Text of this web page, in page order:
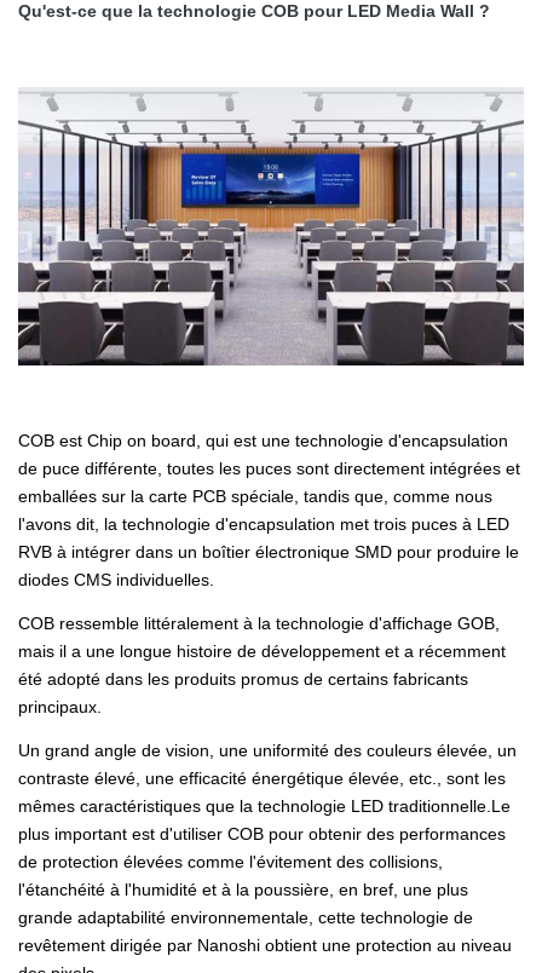
Qu'est-ce que la technologie COB pour LED Media Wall ?
COB est Chip on board, qui est une technologie d'encapsulation
de puce différente, toutes les puces sont directement intégrées et
emballées sur la carte PCB spéciale, tandis que, comme nous
l'avons dit, la technologie d'encapsulation met trois puces à LED
RVB à intégrer dans un boîtier électronique SMD pour produire le
diodes CMS individuelles.
COB ressemble littéralement à la technologie d'affichage GOB,
mais il a une longue histoire de développement et a récemment
été adopté dans les produits promus de certains fabricants
principaux.
Un grand angle de vision, une uniformité des couleurs élevée, un
contraste élevé, une efficacité énergétique élevée, etc., sont les
mêmes caractéristiques que la technologie LED traditionnelle.Le
plus important est d'utiliser COB pour obtenir des performances
de protection élevées comme l'évitement des collisions,
l'étanchéité à l'humidité et à la poussière, en bref, une plus
grande adaptabilité environnementale, cette technologie de
revêtement dirigée par Nanoshi obtient une protection au niveau